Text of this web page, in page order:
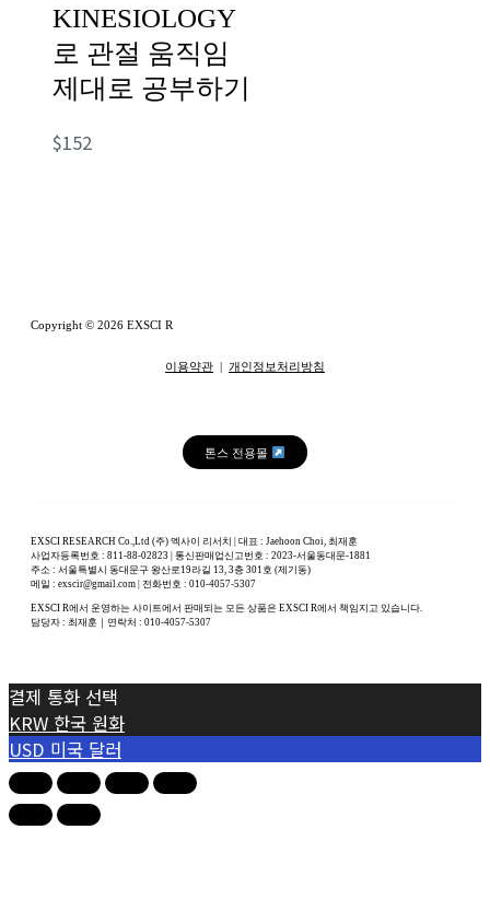
KINESIOLOGY
로 관절 움직임
제대로 공부하기
$152
Copyright © 2026 EXSCI R
이용약관 개인정보처리방침
톤스 전용몰
EXSCI RESEARCH Co.,Ltd (주) 엑사이 리서치 | 대표 : Jaehoon Choi, 최재훈
사업자등록번호 : 811-88-02823 | 통신판매업신고번호 : 2023-서울동대문-1881
주소 : 서울특별시 동대문구 왕산로19라길 13, 3층 301호 (제기동)
메일 : exscir@gmail.com | 전화번호 : 010-4057-5307
EXSCI R에서 운영하는 사이트에서 판매되는 모든 상품은 EXSCI R에서 책임지고 있습니다.
담당자 : 최재훈｜연락처 : 010-4057-5307
결제 통화 선택
KRW 한국 원화
USD 미국 달러